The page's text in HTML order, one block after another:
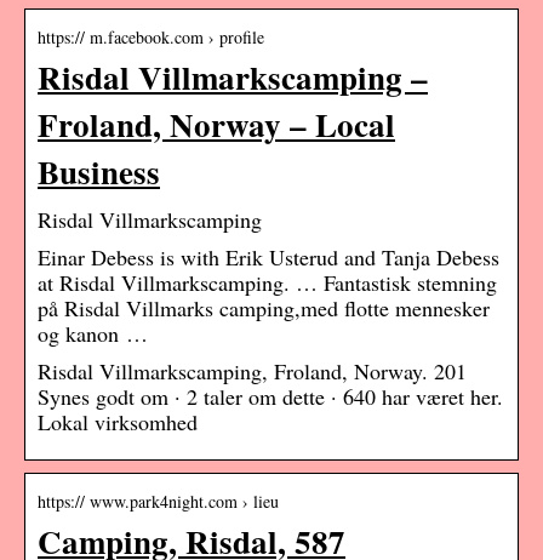
https:// m.facebook.com › profile
Risdal Villmarkscamping –
Froland, Norway – Local
Business
Risdal Villmarkscamping
Einar Debess is with Erik Usterud and Tanja Debess
at Risdal Villmarkscamping. … Fantastisk stemning
på Risdal Villmarks camping,med flotte mennesker
og kanon …
Risdal Villmarkscamping, Froland, Norway. 201
Synes godt om · 2 taler om dette · 640 har været her.
Lokal virksomhed
https:// www.park4night.com › lieu
Camping, Risdal, 587